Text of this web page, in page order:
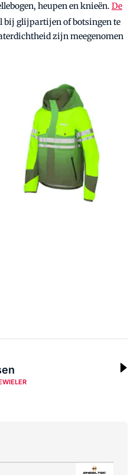
heupen en knieën. De
bij glijpartijen of botsingen te
zijn meegenomen